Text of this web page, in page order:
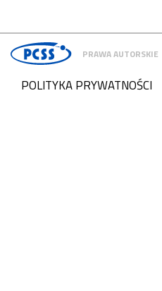
PRAWA AUTORSKIE
POLITYKA PRYWATNOŚCI